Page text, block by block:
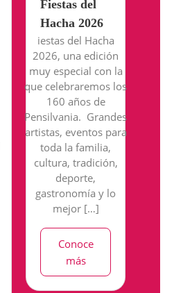
Fiestas del
Hacha 2026
iestas del Hacha
2026, una edición
muy especial con la
que celebraremos los
160 años de
Pensilvania. Grandes
artistas, eventos para
toda la familia,
cultura, tradición,
deporte,
gastronomía y lo
mejor […]
Conoce
más